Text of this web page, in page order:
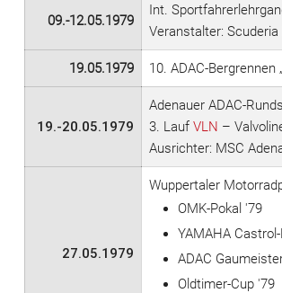
09.-12.05.1979
Int.
Veranstalter:
19.05.1979 10. ADAC-
19.-20.05.1979
Adenauer ADAC-
3. Lauf VLN –
Ausrichter: MSC
27.05.1979
Wuppertaler
OMK-Pokal '79
YAMAHA
ADAC
Oldtimer-Cup '79